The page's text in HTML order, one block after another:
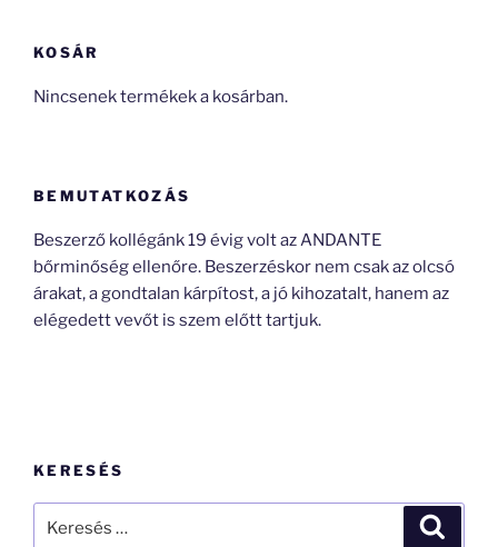
KOSÁR
Nincsenek termékek a kosárban.
BEMUTATKOZÁS
Beszerző kollégánk 19 évig volt az ANDANTE
bőrminőség ellenőre. Beszerzéskor nem csak az olcsó
árakat, a gondtalan kárpítost, a jó kihozatalt, hanem az
elégedett vevőt is szem előtt tartjuk.
KERESÉS